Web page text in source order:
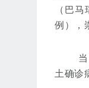
（巴
例），
土确诊